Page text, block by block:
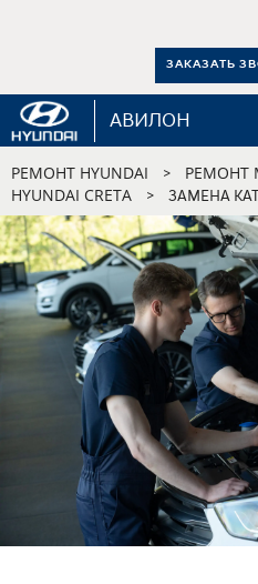
ЗАКАЗАТЬ
АВИЛОН
РЕМОНТ HYUNDAI > РЕМОНТ
HYUNDAI CRETA > ЗАМЕНА